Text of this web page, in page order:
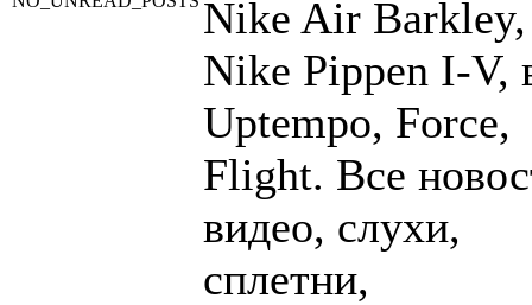
Nike Air Barkley,
Nike Pippen I-V,
Uptempo, Force,
Flight. Все
видео, слухи,
сплетни,